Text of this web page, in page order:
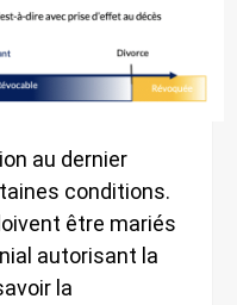
au dernier
conditions.
être mariés
autorisant la
la